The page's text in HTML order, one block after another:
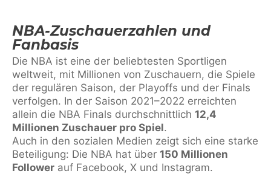
NBA-Zuschauerzahlen und
Fanbasis
Die NBA ist eine der beliebtesten Sportligen
weltweit, mit Millionen von Zuschauern, die Spiele
der regulären Saison, der Playoffs und der Finals
verfolgen. In der Saison 2021–2022 erreichten
allein die NBA Finals durchschnittlich 12,4
Millionen Zuschauer pro Spiel.
Auch in den sozialen Medien zeigt sich eine starke
Beteiligung: Die NBA hat über 150 Millionen
Follower auf Facebook, X und Instagram.